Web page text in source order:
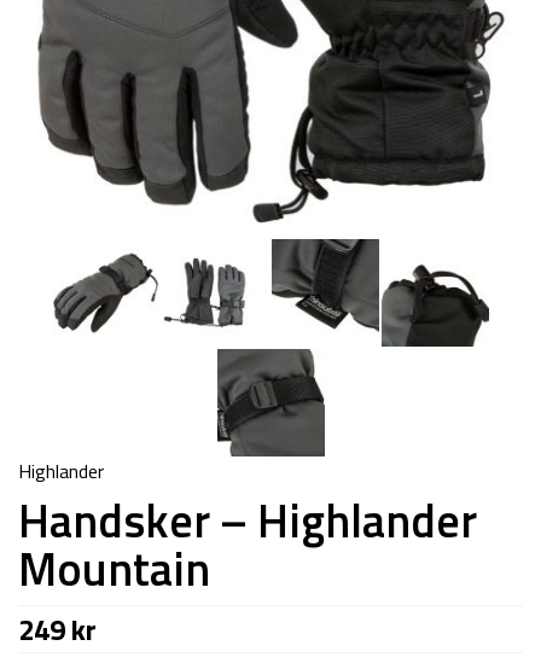
Highlander
Handsker – Highlander
Mountain
249kr